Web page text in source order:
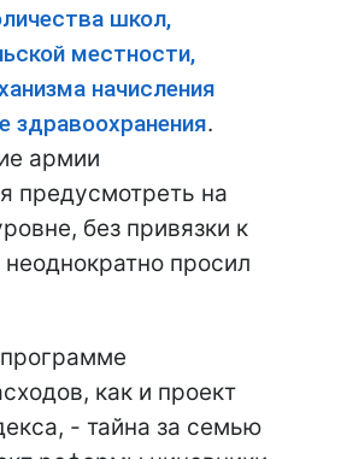
школ,
местности,
начисления
здравоохранения.
армии
предусмотреть на
без привязки к
просил
как и проект
- тайна за семью